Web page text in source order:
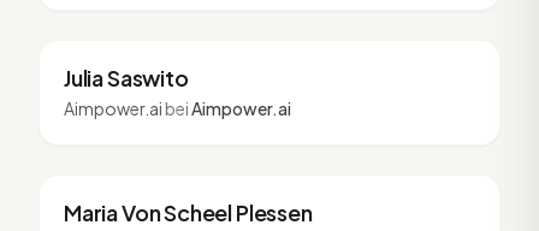
JS
Julia Saswito
Aimpower.ai beiAimpower.ai
MV
Maria Von Scheel Plessen